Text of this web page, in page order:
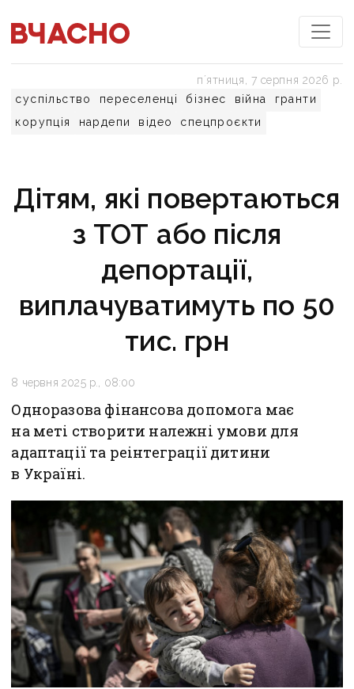
суспільство переселенці бізнес війна
гранти
корупція
нардепи відео спецпроєкти
пʼятниця, 7 серпня 2026 р.
Дітям, які повертаються
з ТОТ або після
депортації,
виплачуватимуть по 50
тис. грн
8 червня 2025 р., 08:00
Одноразова фінансова допомога має
на меті створити належні умови для
адаптації та реінтеграції дитини
в Україні.